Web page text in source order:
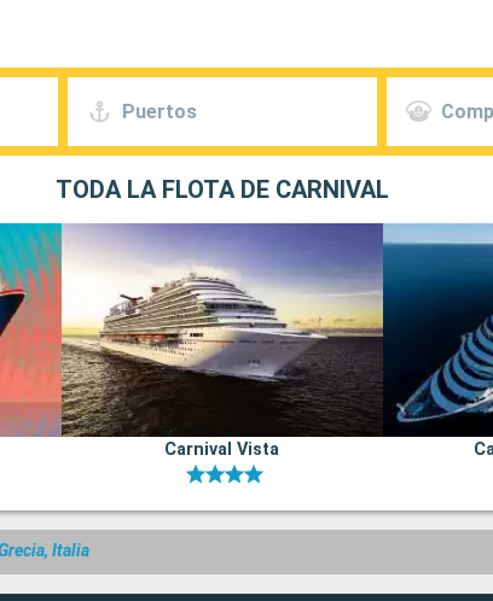
Puertos
TODA LA FLOTA DE CARNIVAL
Carnival Vista
Italia